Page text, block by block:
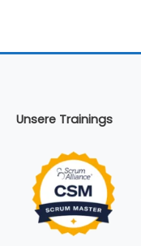
Unsere Trainings